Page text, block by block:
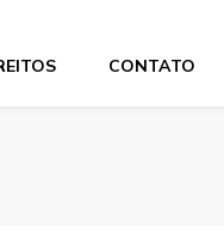
CONTATO